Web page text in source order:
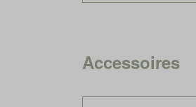
Accessoires